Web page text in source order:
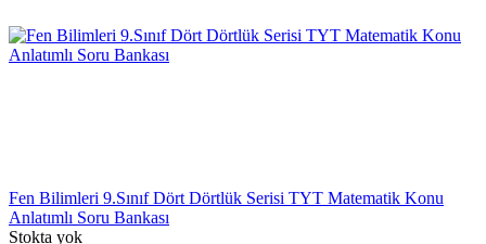
Fen Bilimleri 9.Sınıf Dört Dörtlük Serisi TYT Matematik Konu
Anlatımlı Soru Bankası
Stokta yok